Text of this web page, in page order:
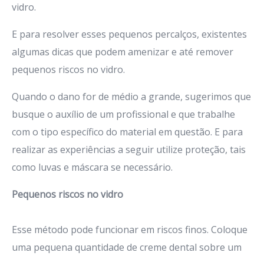
vidro.
E para resolver esses pequenos percalços, existentes
algumas dicas que podem amenizar e até remover
pequenos riscos no vidro.
Quando o dano for de médio a grande, sugerimos que
busque o auxílio de um profissional e que trabalhe
com o tipo específico do material em questão. E para
realizar as experiências a seguir utilize proteção, tais
como luvas e máscara se necessário.
Pequenos riscos no vidro
Esse método pode funcionar em riscos finos. Coloque
uma pequena quantidade de creme dental sobre um